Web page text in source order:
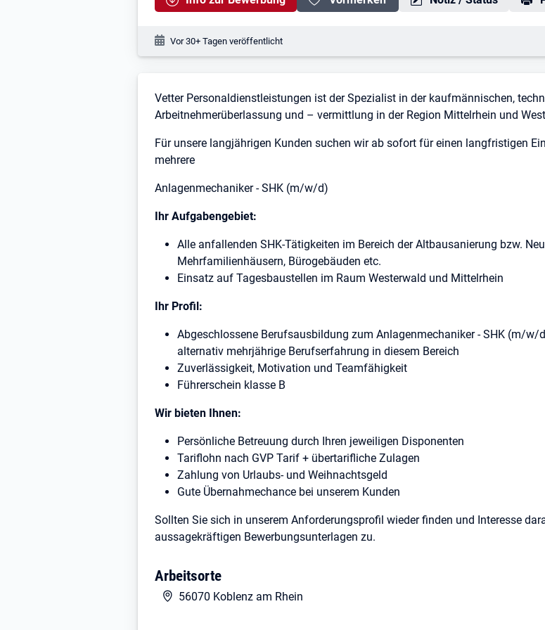
Veröffentlichungsdatum:
Vor 30+ Tagen veröffentlicht
Stellenbeschreibung
Vetter Personaldienstleistungen ist der Spezialist in der kaufmännischen,
Arbeitnehmerüberlassung und – vermittlung in der Region Mittelrhein und
Für unsere langjährigen Kunden suchen wir ab sofort für einen langfristigen
mehrere
Anlagenmechaniker - SHK (m/w/d)
Ihr Aufgabengebiet:
Alle anfallenden SHK-Tätigkeiten im Bereich der Altbausanierung bzw.
Mehrfamilienhäusern, Bürogebäuden etc.
Einsatz auf Tagesbaustellen im Raum Westerwald und Mittelrhein
Ihr Profil:
Abgeschlossene Berufsausbildung zum Anlagenmechaniker - SHK (m/
alternativ mehrjährige Berufserfahrung in diesem Bereich
Zuverlässigkeit, Motivation und Teamfähigkeit
Führerschein klasse B
Wir bieten Ihnen:
Persönliche Betreuung durch Ihren jeweiligen Disponenten
Tariflohn nach GVP Tarif + übertarifliche Zulagen
Zahlung von Urlaubs- und Weihnachtsgeld
Gute Übernahmechance bei unserem Kunden
Sollten Sie sich in unserem Anforderungsprofil wieder finden und Interesse
aussagekräftigen Bewerbungsunterlagen zu.
Arbeitsorte
56070 Koblenz am Rhein